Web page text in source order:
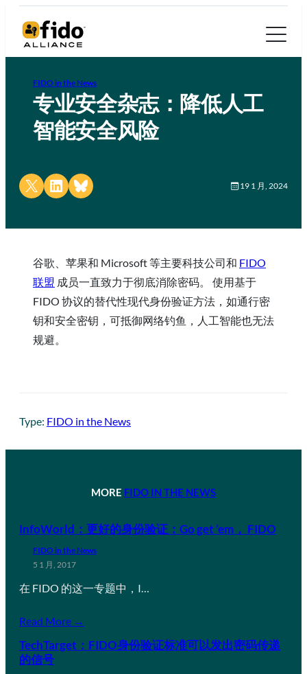
FIDO in the News
专业安全杂志：降低人工
智能安全风险
Share on X Share on LinkedIn
Share on Bluesky 19 1 月, 2024
谷歌、苹果和 Microsoft 等主要科技公司和 FIDO
联盟 成员一直致力于彻底消除密码。 使用基于
FIDO 协议的替代性现代身份验证方法，如通行密
钥和安全密钥，可抵御网络钓鱼，人工智能也无法
规避。
Type: FIDO in the News
MORE FIDO IN THE NEWS
InfoWorld：更好的身份验证：Go get ’em， FIDO
FIDO in the News
5 1 月, 2017
在 FIDO 的这一专题中，I…
Read More →
TechTarget：FIDO身份验证标准可以发出密码传递
的信号